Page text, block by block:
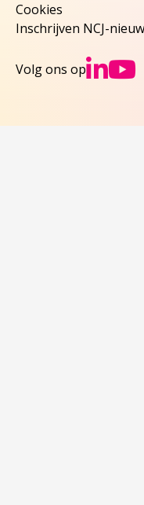
Cookies
Inschrijven NCJ-
Volg ons op